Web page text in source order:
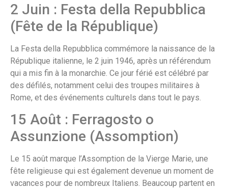
2 Juin : Festa della Repubblica
(Fête de la République)
La Festa della Repubblica commémore la naissance de la
République italienne, le 2 juin 1946, après un référendum
qui a mis fin à la monarchie. Ce jour férié est célébré par
des défilés, notamment celui des troupes militaires à
Rome, et des événements culturels dans tout le pays.
15 Août : Ferragosto o
Assunzione (Assomption)
Le 15 août marque l’Assomption de la Vierge Marie, une
fête religieuse qui est également devenue un moment de
vacances pour de nombreux Italiens. Beaucoup partent en